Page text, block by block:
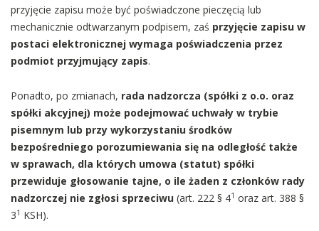
przyjęcie zapisu może być poświadczone pieczęcią lub
mechanicznie odtwarzanym podpisem, zaś przyjęcie zapisu w
postaci elektronicznej wymaga poświadczenia przez
podmiot przyjmujący zapis.
Ponadto, po zmianach, rada nadzorcza (spółki z o.o. oraz
spółki akcyjnej) może podejmować uchwały w trybie
pisemnym lub przy wykorzystaniu środków
bezpośredniego porozumiewania się na odległość także
w sprawach, dla których umowa (statut) spółki
przewiduje głosowanie tajne, o ile żaden z członków rady
nadzorczej nie zgłosi sprzeciwu (art. 222 § 41 oraz art. 388 §
31 KSH).